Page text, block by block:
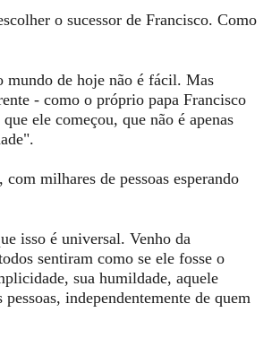
o sucessor de Francisco. Como
de hoje não é fácil. Mas
- como o próprio papa Francisco
ele começou, que não é apenas
milhares de pessoas esperando
isso é universal. Venho da
sentiram como se ele fosse o
sua humildade, aquele
independentemente de quem